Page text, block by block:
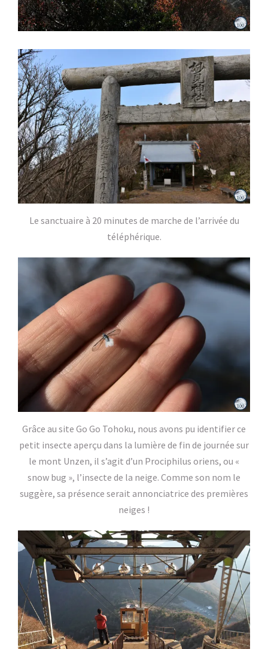
Le sanctuaire à 20 minutes de marche de l’arrivée du
téléphérique.
Grâce au site Go Go Tohoku, nous avons pu identifier ce
petit insecte aperçu dans la lumière de fin de journée sur
le mont Unzen, il s’agit d’un Prociphilus oriens, ou «
snow bug », l’insecte de la neige. Comme son nom le
suggère, sa présence serait annonciatrice des premières
neiges !